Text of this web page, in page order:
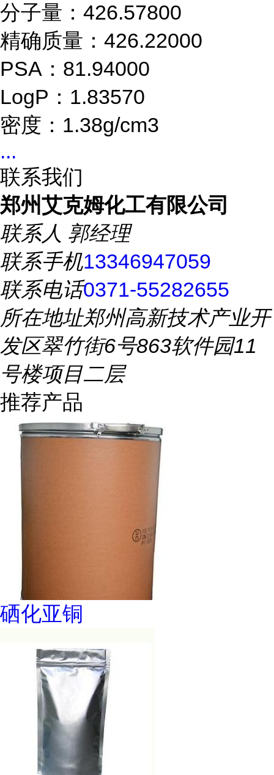
分子量：426.57800
精确质量：426.22000
PSA：81.94000
LogP：1.83570
密度：1.38g/cm3
...
联系我们
郑州艾克姆化工有限公司
联系人 郭经理
联系手机13346947059
联系电话0371-55282655
所在地址郑州高新技术产业开
发区翠竹街6号863软件园11
号楼项目二层
推荐产品
硒化亚铜